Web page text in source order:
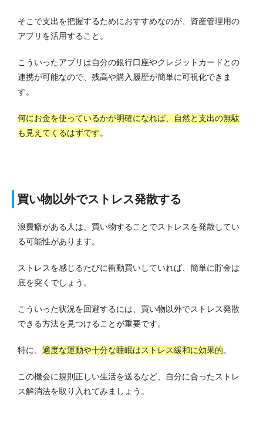
そこで支出を把握するためにおすすめなのが、資産管理用の
アプリを活用すること。
こういったアプリは自分の銀行口座やクレジットカードとの
連携が可能なので、残高や購入履歴が簡単に可視化できま
す。
何にお金を使っているかが明確になれば、自然と支出の無駄
も見えてくるはずです。
買い物以外でストレス発散する
浪費癖がある人は、買い物することでストレスを発散してい
る可能性があります。
ストレスを感じるたびに衝動買いしていれば、簡単に貯金は
底を突くでしょう。
こういった状況を回避するには、買い物以外でストレス発散
できる方法を見つけることが重要です。
特に、 適度な運動や十分な睡眠はストレス緩和に効果的。
この機会に規則正しい生活を送るなど、自分に合ったストレ
ス解消法を取り入れてみましょう。